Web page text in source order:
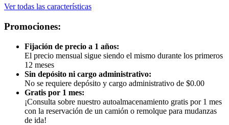
Ver todas las características
Promociones:
Fijación de precio a 1 años:
El precio mensual sigue siendo el mismo durante los primeros
12 meses
Sin depósito ni cargo administrativo:
No se requiere depósito y cargo administrativo de $0.00
Gratis por 1 mes:
¡Consulta sobre nuestro autoalmacenamiento gratis por 1 mes
con la reservación de un camión o remolque para mudanzas
de ida!